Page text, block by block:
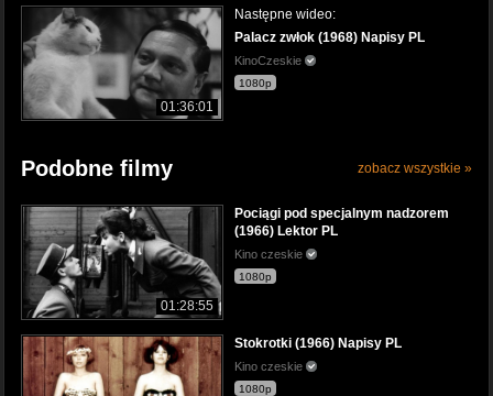
01:36:01
Następne wideo:
Palacz zwłok (1968) Napisy PL
KinoCzeskie
1080p
Podobne filmy zobacz wszystkie »
01:28:55
Pociągi pod specjalnym nadzorem
(1966) Lektor PL
Kino czeskie
1080p
Stokrotki (1966) Napisy PL
Kino czeskie
1080p